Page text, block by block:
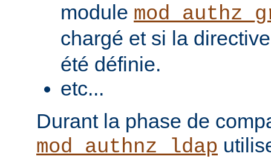
module
chargé et si la
été définie.
etc...
Durant la phase de
mod_authnz_ldap